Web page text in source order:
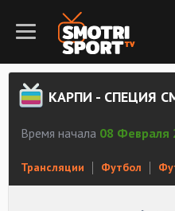
КАРПИ - СПЕЦИЯ
Время начала 08 Февраля
Трансляции Футбол